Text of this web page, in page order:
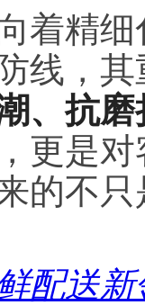
着精
线，
、抗磨
更是
的不
配送